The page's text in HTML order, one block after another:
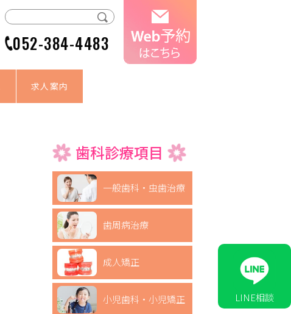
052-384-4483
求人案内
歯科診療項目
一般歯科・虫歯治療
歯周病治療
成人矯正
小児歯科・小児矯正 LINE相談